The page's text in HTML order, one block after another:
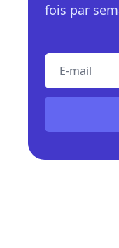
fois par
E-mail